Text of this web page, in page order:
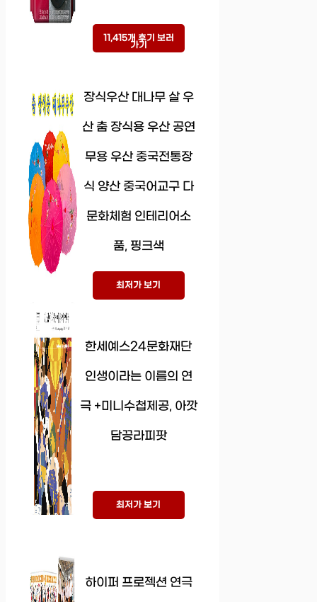
11,415개 후기 보러
가기
장식우산 대나무 살 우
산 춤 장식용 우산 공연
무용 우산 중국전통장
식 양산 중국어교구 다
문화체험 인테리어소
품, 핑크색
최저가 보기
한세예스24문화재단
인생이라는 이름의 연
극 +미니수첩제공, 아깟
담끙라피팟
최저가 보기
하이퍼 프로젝션 연극